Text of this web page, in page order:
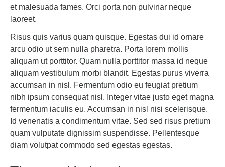
et malesuada fames. Orci porta non pulvinar neque
laoreet.
Risus quis varius quam quisque. Egestas dui id ornare
arcu odio ut sem nulla pharetra. Porta lorem mollis
aliquam ut porttitor. Quam nulla porttitor massa id neque
aliquam vestibulum morbi blandit. Egestas purus viverra
accumsan in nisl. Fermentum odio eu feugiat pretium
nibh ipsum consequat nisl. Integer vitae justo eget magna
fermentum iaculis eu. Accumsan in nisl nisi scelerisque.
Id venenatis a condimentum vitae. Sed sed risus pretium
quam vulputate dignissim suspendisse. Pellentesque
diam volutpat commodo sed egestas egestas.